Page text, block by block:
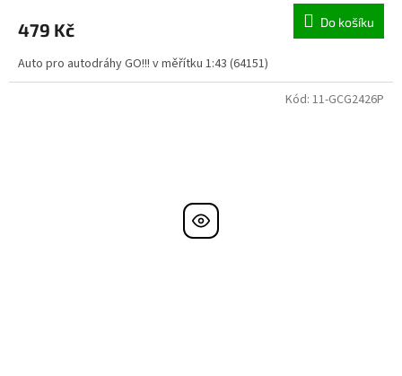
479 Kč Do košíku
Auto pro autodráhy GO!!! v měřítku 1:43 (64151)
Kód: 11-GCG2426P